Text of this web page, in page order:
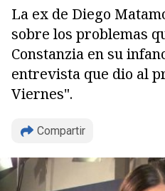
La ex de Diego
sobre los problemas
Constanzia en su
entrevista que dio al
Viernes".
Compartir